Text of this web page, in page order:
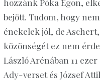
hozzánk Póka Egon,
bejött. Tudom, hogy
énekelek jól, de Aschert,
közönségét ez nem
László Arénában 11
Ady-verset és József